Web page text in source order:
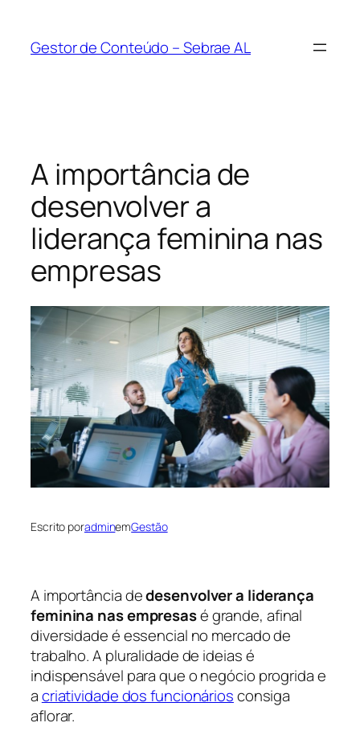
Gestor de Conteúdo – Sebrae AL
A importância de
desenvolver a
liderança feminina nas
empresas
Escrito poradminemGestão
A importância dedesenvolver a liderança
feminina nas empresasé grande, afinal
diversidade é essencial no mercado de
trabalho. A pluralidade de ideias é
indispensável para que o negócio progrida e
acriatividade dos funcionáriosconsiga
aflorar.